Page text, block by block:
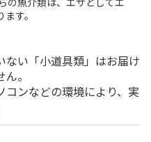
す。
ない「小道具類」はお届け
。
ンなどの環境により、実